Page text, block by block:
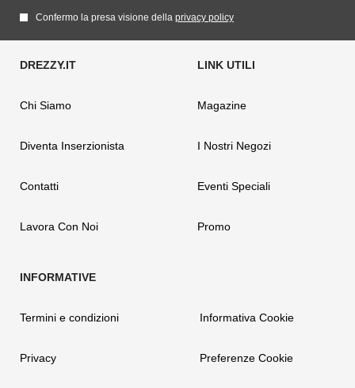
Confermo la presa visione della privacy policy
Chi Siamo
Diventa Inserzionista
Contatti
Lavora Con Noi
Magazine
I Nostri Negozi
Eventi Speciali
Promo
Termini e condizioni
Privacy
Informativa Cookie
Preferenze Cookie